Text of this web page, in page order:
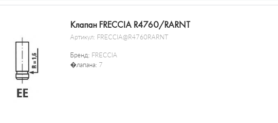
Клапан FRECCIA R4760/RARNT
Артикул: FRECCIA@R4760RARNT
Бренд: FRECCIA
�лапана: 7